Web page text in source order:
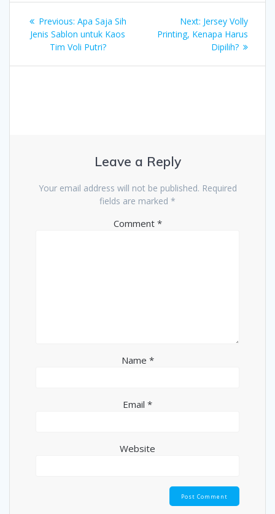
Post
navigation
Previous: Previous
post:
Apa Saja Sih
Jenis Sablon untuk Kaos
Tim Voli Putri?
Next: Next
post:
Jersey Volly
Printing, Kenapa Harus
Dipilih?
Leave a Reply
Your email address will not be published. Required
fields are marked *
Comment *
Name *
Email *
Website